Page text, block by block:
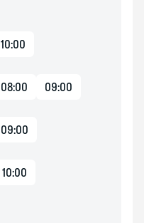
10:00
08:00 09:00
09:00
10:00